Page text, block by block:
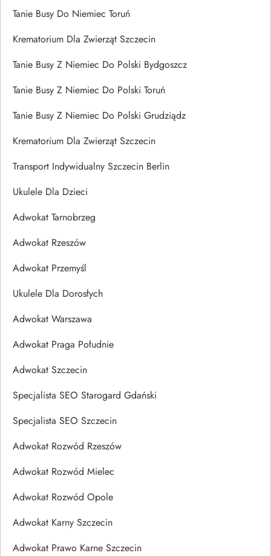
Tanie Busy Do Niemiec Toruń
Krematorium Dla Zwierząt Szczecin
Tanie Busy Z Niemiec Do Polski Bydgoszcz
Tanie Busy Z Niemiec Do Polski Toruń
Tanie Busy Z Niemiec Do Polski Grudziądz
Krematorium Dla Zwierząt Szczecin
Transport Indywidualny Szczecin Berlin
Ukulele Dla Dzieci
Adwokat Tarnobrzeg
Adwokat Rzeszów
Adwokat Przemyśl
Ukulele Dla Dorosłych
Adwokat Warszawa
Adwokat Praga Południe
Adwokat Szczecin
Specjalista SEO Starogard Gdański
Specjalista SEO Szczecin
Adwokat Rozwód Rzeszów
Adwokat Rozwód Mielec
Adwokat Rozwód Opole
Adwokat Karny Szczecin
Adwokat Prawo Karne Szczecin